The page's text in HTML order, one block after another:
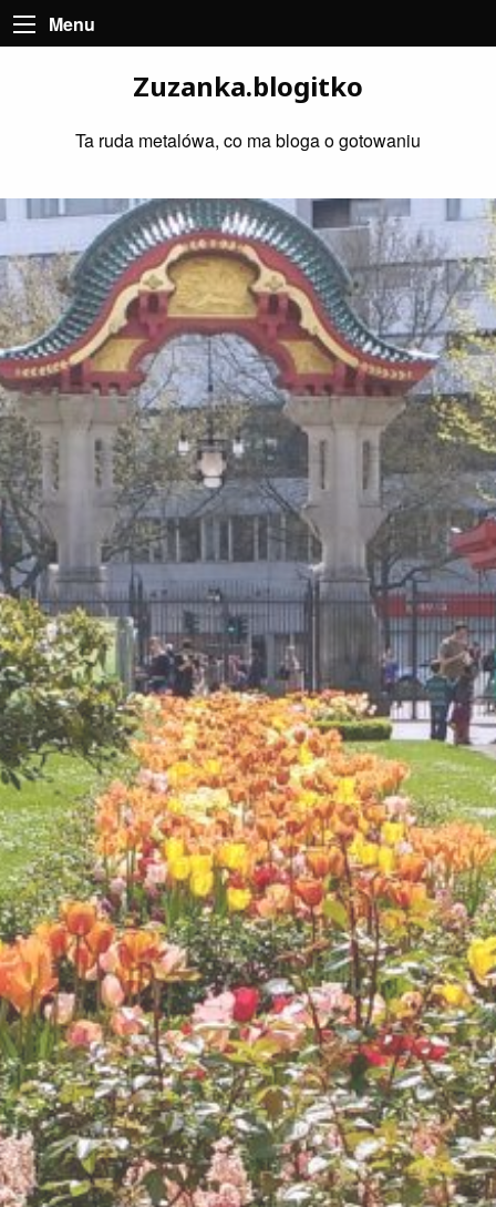
Menu
Zuzanka.blogitko
Ta ruda metalówa, co ma bloga o gotowaniu